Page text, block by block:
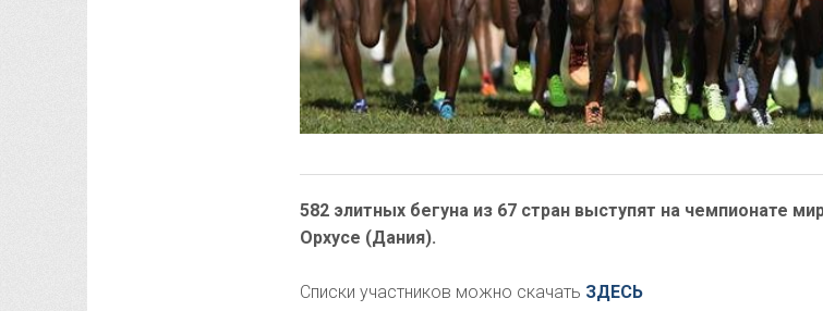
582 элитных бегуна из 67 стран выступят на чемпионате
Орхусе (Дания).
Списки участников можно скачать ЗДЕСЬ